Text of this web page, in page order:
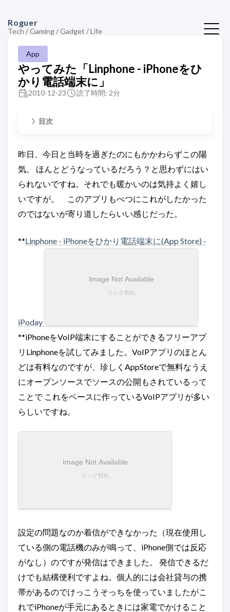
Roguer
Tech / Gaming / Gadget / Life
App
やってみた「Linphone - iPhoneをひ
かり電話端末に」
2010-12-23 読了時間: 2分
目次
昨日、今日と当時を過ぎたのにもかかわらずこの陽
気。 ほんとどうなっているだろう？と思わずにはい
られないですね。それでも暖かいのは気持よく嬉し
いですが。 このアプリもべつにこれがしたかった
のではないが寄り道したらいい感じだった。
**Linphone - iPhoneをひかり電話端末に(App Store) -
iPoday
**iPhoneをVoIP端末にすることができるフリーアプ
リLinphoneを試してみました。VoIPアプリのほとん
どは有料なのですが、珍しくAppStoreで無料なうえ
にオープンソースでソースの公開もされているって
ことで これをベースに作っているVoIPアプリが多い
らしいですね。
設定の問題なのか着信ができなかった（現在使用し
ている側の電話機のみが鳴って、iPhone側では反応
がなし）のですが発信はできました。 発信できるだ
けでも結構便利ですよね。個人的には会社貸与の携
帯があるのでけっこうそっちを使っていましたがこ
れでiPhoneが手元にあるときには家電でかけること